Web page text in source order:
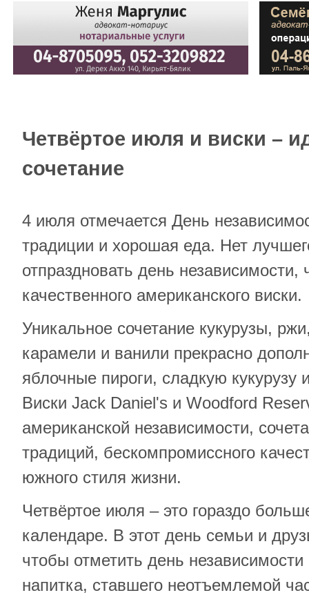
Четвёртое июля и виски –
сочетание
4 июля отмечается День
традиции и хорошая еда. Нет
отпраздновать день
качественного американского виски.
Уникальное сочетание кукурузы,
карамели и ванили прекрасно
яблочные пироги, сладкую кукурузу
Виски Jack Daniel's и Woodford
американской независимости,
традиций, бескомпромиссного
южного стиля жизни.
Четвёртое июля – это гораздо
календаре. В этот день семьи и
чтобы отметить день
напитка, ставшего неотъемлемой